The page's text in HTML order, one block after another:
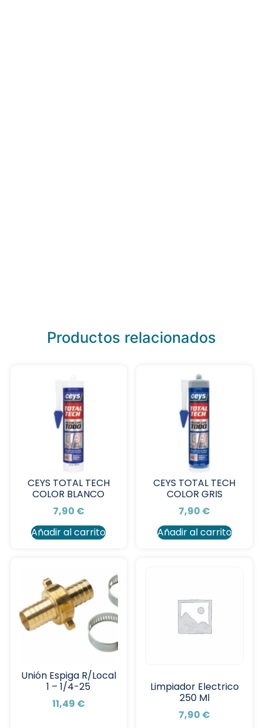
Productos relacionados
CEYS TOTAL TECH
COLOR BLANCO
7,90 €
Añadir al carrito
CEYS TOTAL TECH
COLOR GRIS
7,90 €
Añadir al carrito
Unión Espiga R/Local
1 – 1/4-25
11,49 €
Limpiador Electrico
250 Ml
7,90 €